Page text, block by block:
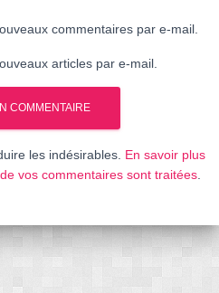
commentaires par e-mail.
articles par e-mail.
les indésirables. En savoir plus
vos commentaires sont traitées.